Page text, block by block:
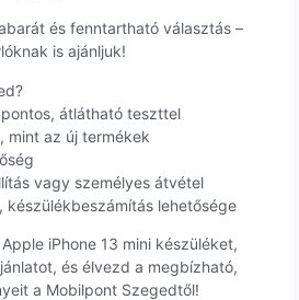
és fenntartható választás –
is ajánljuk!
átlátható teszttel
mint az új termékek
vagy személyes átvétel
készülékbeszámítás lehetősége
iPhone 13 mini készüléket,
és élvezd a megbízható,
a Mobilpont Szegedtől!